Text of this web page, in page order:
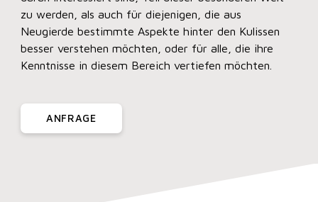
zu werden, als auch für diejenigen, die aus
Neugierde bestimmte Aspekte hinter den Kulissen
besser verstehen möchten, oder für alle, die ihre
Kenntnisse in diesem Bereich vertiefen möchten.
ANFRAGE